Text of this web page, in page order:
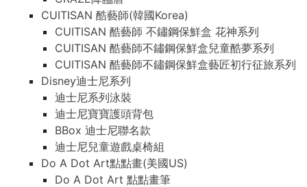
CUITISAN 酷藝師(韓國Korea)
CUITISAN 酷藝師 不鏽鋼保鮮盒 花神系列
CUITISAN 酷藝師不鏽鋼保鮮盒兒童酷夢系列
CUITISAN 酷藝師不鏽鋼保鮮盒藝匠初行征旅系列
Disney迪士尼系列
迪士尼系列泳裝
迪士尼寶寶護頭背包
BBox 迪士尼聯名款
迪士尼兒童遊戲桌椅組
Do A Dot Art點點畫(美國US)
Do A Dot Art 點點畫筆